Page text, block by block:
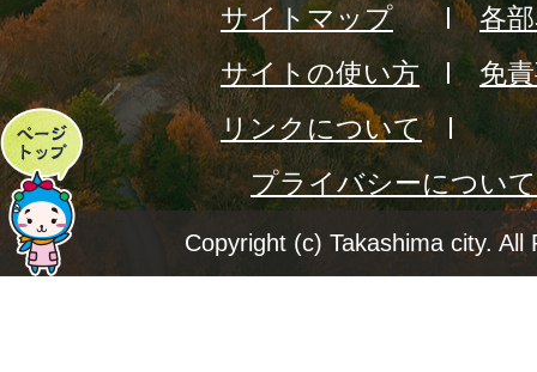
ペ
ー
ジ
サイトマップ
各
サイトの使い方
免
リンクについて
プライバシーについて
Copyright (c) Takashima city. All